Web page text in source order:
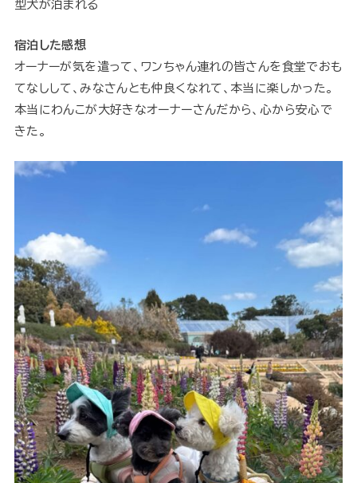
型犬が泊まれる
宿泊した感想
オーナーが気を遣って、ワンちゃん連れの皆さんを食堂でおも
てなしして、みなさんとも仲良くなれて、本当に楽しかった。
本当にわんこが大好きなオーナーさんだから、心から安心で
きた。